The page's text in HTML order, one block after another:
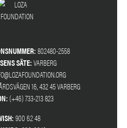
802480-2558
SÄTE:VARBERG
16, 432 45 VARBERG
(+46) 733-213 823
900 62 48